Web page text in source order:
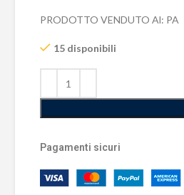
PRODOTTO VENDUTO Al: PA
15 disponibili
Pagamenti sicuri